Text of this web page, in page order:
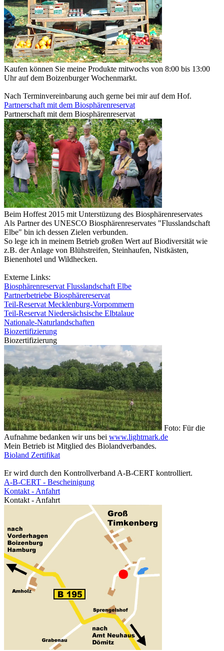
Kaufen können Sie meine Produkte mitwochs von 8:00 bis 13:00
Uhr auf dem Boizenburger Wochenmarkt.
Nach Terminvereinbarung auch gerne bei mir auf dem Hof.
Partnerschaft mit dem Biosphärenreservat
Partnerschaft mit dem Biosphärenreservat
Beim Hoffest 2015 mit Unterstüzung des Biosphärenreservates
Als Partner des UNESCO Biosphärenreservates "Flusslandschaft
Elbe" bin ich dessen Zielen verbunden.
So lege ich in meinem Betrieb großen Wert auf Biodiversität wie
z.B. der Anlage von Blühstreifen, Steinhaufen, Nistkästen,
Bienenhotel und Wildhecken.
Externe Links:
Biosphärenreservat Flusslandschaft Elbe
Partnerbetriebe Biosphärereservat
Teil-Reservat Mecklenburg-Vorpommern
Teil-Reservat Niedersächsische Elbtalaue
Nationale-Naturlandschaften
Biozertifizierung
Biozertifizierung
Foto: Für die
Aufnahme bedanken wir uns bei www.lightmark.de
Mein Betrieb ist Mitglied des Biolandverbandes.
Bioland Zertifikat
Er wird durch den Kontrollverband A-B-CERT kontrolliert.
A-B-CERT - Bescheinigung
Kontakt - Anfahrt
Kontakt - Anfahrt